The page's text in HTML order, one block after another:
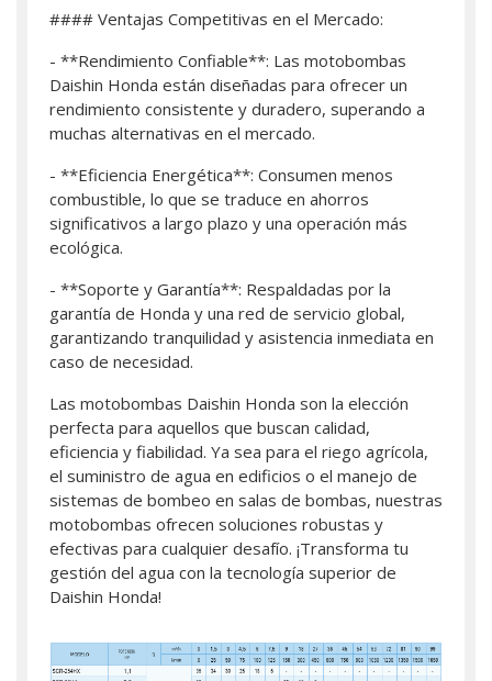
#### Ventajas Competitivas en el Mercado:
- **Rendimiento Confiable**: Las motobombas
Daishin Honda están diseñadas para ofrecer un
rendimiento consistente y duradero, superando a
muchas alternativas en el mercado.
- **Eficiencia Energética**: Consumen menos
combustible, lo que se traduce en ahorros
significativos a largo plazo y una operación más
ecológica.
- **Soporte y Garantía**: Respaldadas por la
garantía de Honda y una red de servicio global,
garantizando tranquilidad y asistencia inmediata en
caso de necesidad.
Las motobombas Daishin Honda son la elección
perfecta para aquellos que buscan calidad,
eficiencia y fiabilidad. Ya sea para el riego agrícola,
el suministro de agua en edificios o el manejo de
sistemas de bombeo en salas de bombas, nuestras
motobombas ofrecen soluciones robustas y
efectivas para cualquier desafío. ¡Transforma tu
gestión del agua con la tecnología superior de
Daishin Honda!